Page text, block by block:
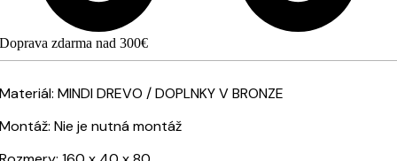
Doprava zdarma nad 300€
Materiál: MINDI DREVO / DOPLNKY V BRONZE
Montáž: Nie je nutná montáž